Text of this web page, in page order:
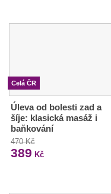
Celá ČR
Úleva od bolesti zad a
šíje: klasická masáž i
baňkování
470 Kč
389 Kč